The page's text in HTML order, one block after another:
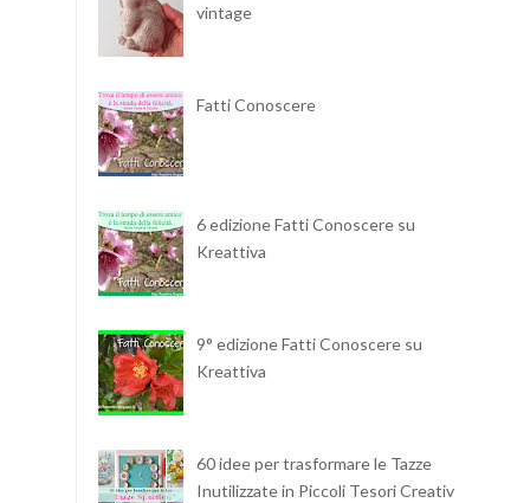
vintage
Fatti Conoscere
6 edizione Fatti Conoscere su
Kreattiva
9° edizione Fatti Conoscere su
Kreattiva
60 idee per trasformare le Tazze
Inutilizzate in Piccoli Tesori Creativi